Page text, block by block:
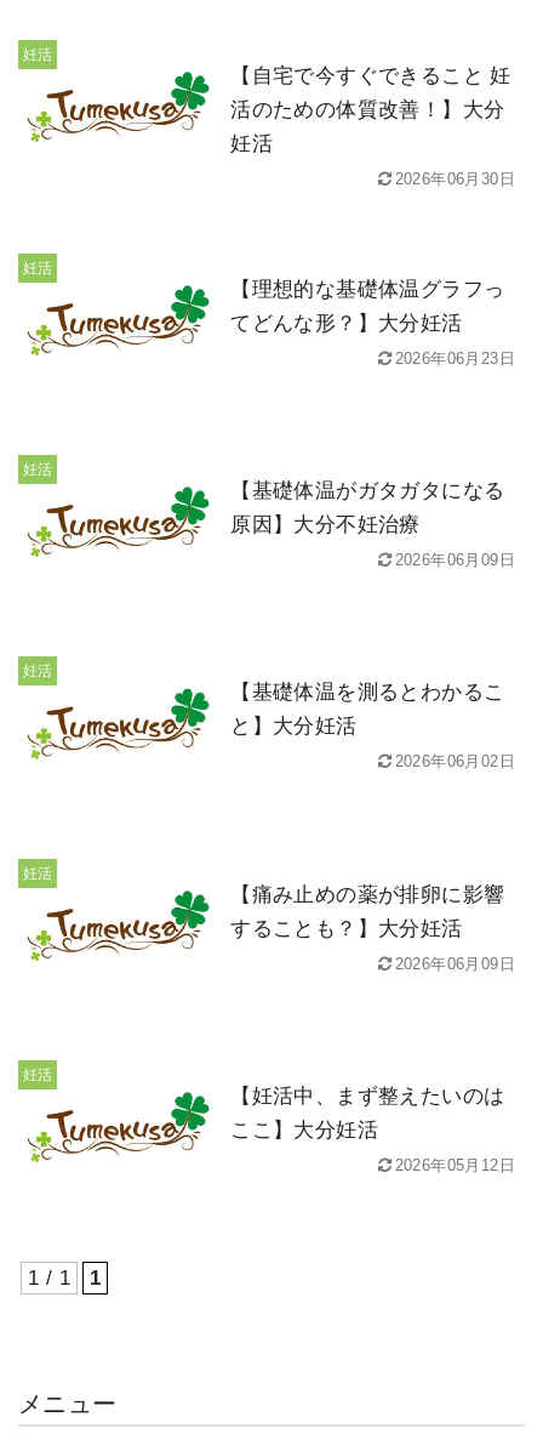
妊活
【自宅で今すぐできること 妊
活のための体質改善！】大分
妊活
2026年06月30日
妊活
【理想的な基礎体温グラフっ
てどんな形？】大分妊活
2026年06月23日
妊活
【基礎体温がガタガタになる
原因】大分不妊治療
2026年06月09日
妊活
【基礎体温を測るとわかるこ
と】大分妊活
2026年06月02日
妊活
【痛み止めの薬が排卵に影響
することも？】大分妊活
2026年06月09日
妊活
【妊活中、まず整えたいのは
ここ】大分妊活
2026年05月12日
1 / 1 1
メニュー